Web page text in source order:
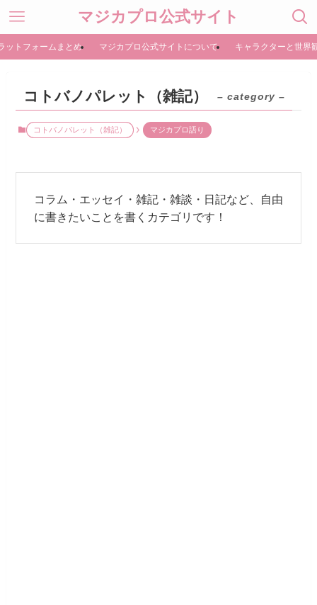
マジカプロ公式サイト
ットフォームまとめ マジカプロ公式サイトについて キャラクターと世界
コトバノパレット（雑記） – category –
コトバノパレット（雑記） マジカプロ語り
コラム・エッセイ・雑記・雑談・日記など、自由
に書きたいことを書くカテゴリです！